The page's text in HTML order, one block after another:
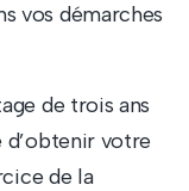
vos démarches
de trois ans
d’obtenir votre
de la